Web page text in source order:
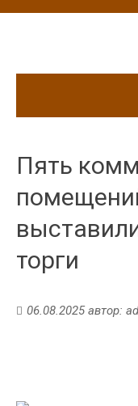
Пять
торги
06.08.2025автор: